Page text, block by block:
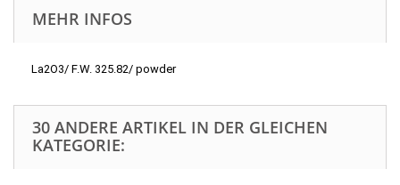
MEHR INFOS
La2O3/ F.W. 325.82/ powder
30 ANDERE ARTIKEL IN DER GLEICHEN
KATEGORIE: